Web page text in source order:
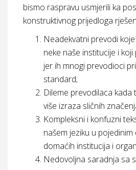
bismo raspravu usmjerili ka
konstruktivnog prijedloga
Neadekvatni prevodi
neke naše institucije i
jer ih mnogi prevodioci
standard;
Dileme prevodilaca
više izraza sličnih
Kompleksni i konfuzni
našem jeziku u
domaćih institucija i
Nedovoljna saradnja sa